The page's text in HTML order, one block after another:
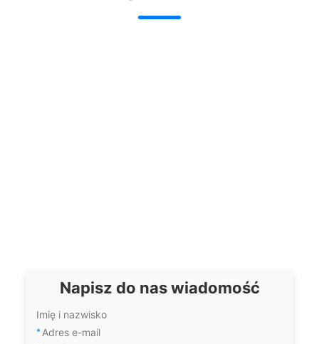
Napisz do nas wiadomość
Imię i nazwisko
* Adres e-mail